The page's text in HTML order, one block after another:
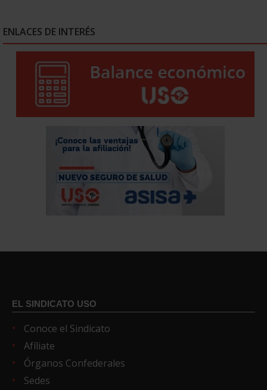
ENLACES DE INTERÉS
EL SINDICATO USO
Conoce el Sindicato
Afíliate
Órganos Confederales
Sedes